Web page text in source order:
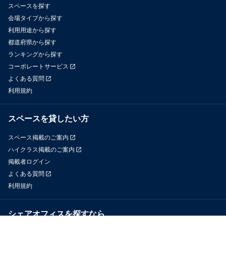
スペースを探す
会場タイプから探す
利用用途から探す
都道府県から探す
ランキングから探す
コーポレートサービス
よくある質問
利用規約
スペースを貸したい方
スペース掲載のご案内
ハイクラス掲載のご案内
掲載者ログイン
よくある質問
利用規約
シェアオフィスを探すなら